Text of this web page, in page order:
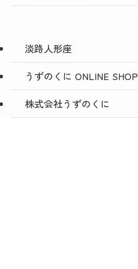
淡路人形座
うずのくに ONLINE SHOP
株式会社うずのくに